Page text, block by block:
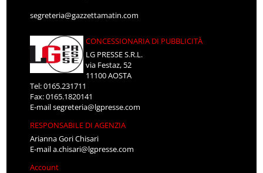
segreteria@gazzettamatin.com
CONCESSIONARIA DI PUBBLICITÀ
LG PRESSE S.R.L.
via Festaz, 52
11100 AOSTA
Tel: 0165.231711
Fax: 0165.1820141
E-mailsegreteria@lgpresse.com
RESPONSABILE DI AGENZIA
Arianna Gori Chisari
E-maila.chisari@lgpresse.com
Account